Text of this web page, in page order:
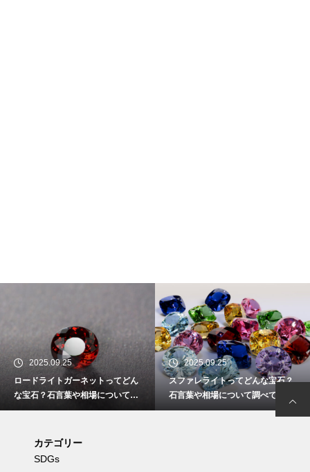
2025.09.25
ロードライトガーネットってどん
な宝石？石言葉や相場について調
べてみた
2025.09.25
スファレライトってどんな宝石？
石言葉や相場について調べてみた
カテゴリー
SDGs